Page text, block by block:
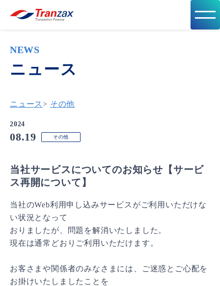
NEWS
ニュース
ニュース> その他
2024
08.19 その他
当社サービスについてのお知らせ【サービ
ス再開について】
当社のWeb利用申し込みサービスがご利用いただけな
い状況となって
おりましたが、問題を解消いたしました。
現在は通常どおりご利用いただけます。
お客さまや関係者のみなさまには、ご迷惑とご心配を
お掛けいたしましたことを